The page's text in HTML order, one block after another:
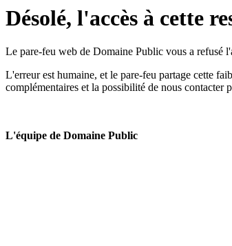
Désolé, l'accès à cette
Le pare-feu web de Domaine Public vous a refusé
L'erreur est humaine, et le pare-feu partage cette
complémentaires et la possibilité de nous contacter
L'équipe de Domaine Public